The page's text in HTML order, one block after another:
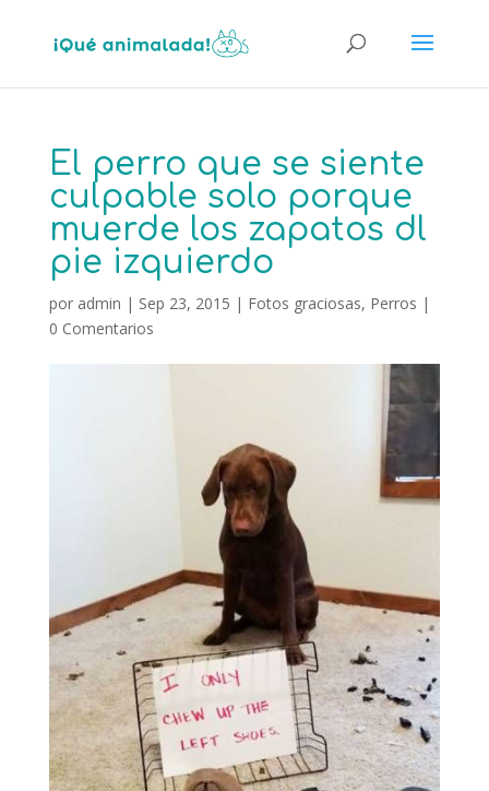
El perro que se siente
culpable solo porque
muerde los zapatos dl
pie izquierdo
por admin | Sep 23, 2015 | Fotos graciosas, Perros |
0 Comentarios